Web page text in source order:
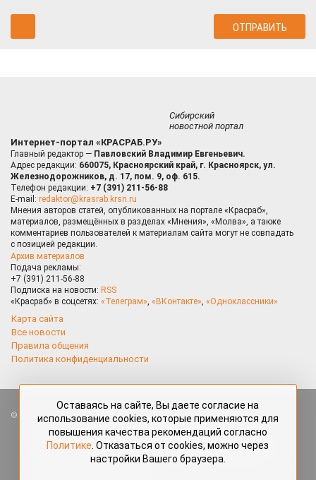
Сибирский
новостной портал
Интернет-портал «КРАСРАБ.РУ»
Главный редактор — Павловский Владимир Евгеньевич.
Адрес редакции: 660075, Красноярский край, г. Красноярск, ул.
Железнодорожников, д. 17, пом. 9, оф. 615.
Телефон редакции: +7 (391) 211-56-88
E-mail: redaktor@krasrab.krsn.ru
Мнения авторов статей, опубликованных на портале «Красраб»,
материалов, размещённых в разделах «Мнения», «Молва», а также
комментариев пользователей к материалам сайта могут не совпадать
с позицией редакции.
Архив материалов
Подача рекламы:
+7 (391) 211-56-88
Подписка на новости: RSS
«Красраб» в соцсетях: «Телеграм», «ВКонтакте», «Одноклассники»
Карта сайта
Все новости
Правила общения
Политика конфиденциальности
Все права защищены. Любые материалы, размещённые на портале
«Красраб.ру» сотрудниками редакции, нештатными авторами
и читателями, являются объектами авторского права. Полное или
частичное использование материалов, размещённых на портале
«Красраб.ру», допускается только с письменного согласия редакции
Оставаясь на сайте, Вы даете согласие на
использование cookies, которые применяются для
повышения качества рекомендаций согласно
Политике . Отказаться от cookies, можно через
настройки Вашего браузера.